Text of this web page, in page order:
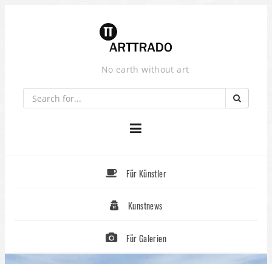
No earth without art
Für Künstler
Kunstnews
Für Galerien